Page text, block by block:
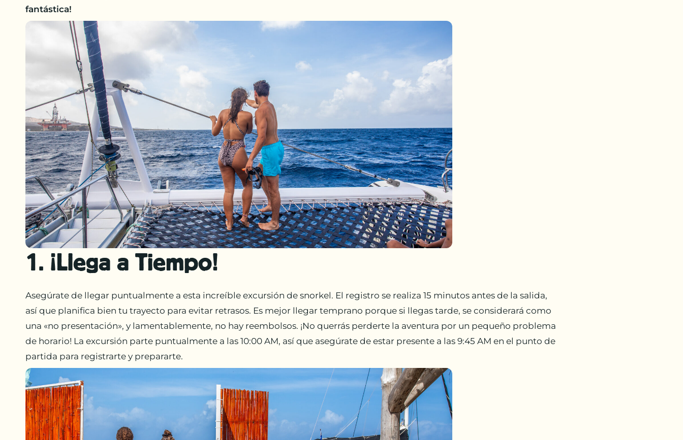
fantástica!
1. ¡Llega a Tiempo!
Asegúrate de llegar puntualmente a esta increíble excursión de snorkel. El registro se realiza 15 minutos antes de la salida,
así que planifica bien tu trayecto para evitar retrasos. Es mejor llegar temprano porque si llegas tarde, se considerará como
una «no presentación», y lamentablemente, no hay reembolsos. ¡No querrás perderte la aventura por un pequeño problema
de horario! La excursión parte puntualmente a las 10:00 AM, así que asegúrate de estar presente a las 9:45 AM en el punto de
partida para registrarte y prepararte.